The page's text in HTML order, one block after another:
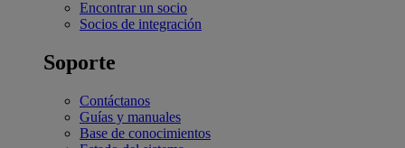
Encontrar un socio
Socios de integración
Soporte
Contáctanos
Guías y manuales
Base de conocimientos